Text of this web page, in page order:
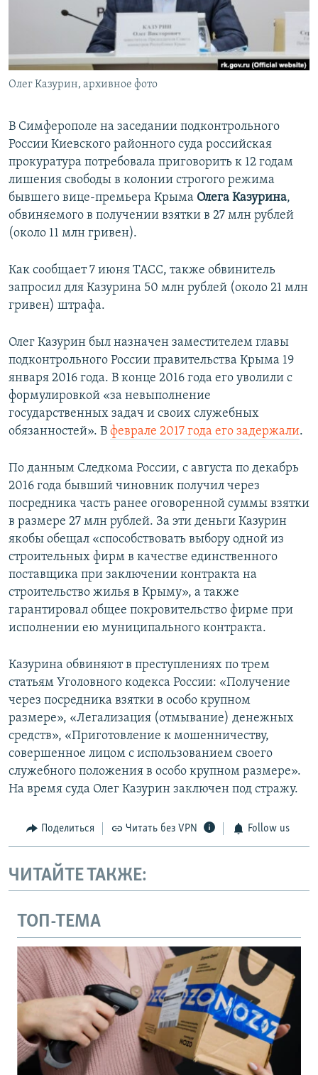
ПОБЕДИТЕЛЕЙ НЕ СУДЯТ?
КРЫМ.НЕПОКОРЕННЫЙ
ELIFBE
УКРАИНСКАЯ ПРОБЛЕМА КРЫМА
ПРИСОЕДИНЯЙТЕСЬ!
Олег Казурин, архивное фото
В Симферополе на заседании подконтрольного
России Киевского районного суда российская
прокуратура потребовала приговорить к 12 годам
лишения свободы в колонии строгого режима
бывшего вице-премьера Крыма Олега Казурина,
обвиняемого в получении взятки в 27 млн рублей
(около 11 млн гривен).
Как сообщает 7 июня ТАСС, также обвинитель
запросил для Казурина 50 млн рублей (около 21 млн
гривен) штрафа.
Олег Казурин был назначен заместителем главы
подконтрольного России правительства Крыма 19
января 2016 года. В конце 2016 года его уволили с
формулировкой «за невыполнение
государственных задач и своих служебных
обязанностей». В феврале 2017 года его задержали.
По данным Следкома России, с августа по декабрь
2016 года бывший чиновник получил через
посредника часть ранее оговоренной суммы взятки
в размере 27 млн рублей. За эти деньги Казурин
якобы обещал «способствовать выбору одной из
строительных фирм в качестве единственного
поставщика при заключении контракта на
строительство жилья в Крыму», а также
гарантировал общее покровительство фирме при
исполнении ею муниципального контракта.
Казурина обвиняют в преступлениях по трем
статьям Уголовного кодекса России: «Получение
через посредника взятки в особо крупном
размере», «Легализация (отмывание) денежных
средств», «Приготовление к мошенничеству,
совершенное лицом с использованием своего
служебного положения в особо крупном размере».
На время суда Олег Казурин заключен под стражу.
Поделиться Читать без VPN Follow us
ЧИТАЙТЕ ТАКЖЕ:
ТОП-ТЕМА